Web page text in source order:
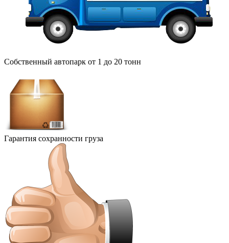
Собственный автопарк от 1 до 20 тонн
Гарантия сохранности груза